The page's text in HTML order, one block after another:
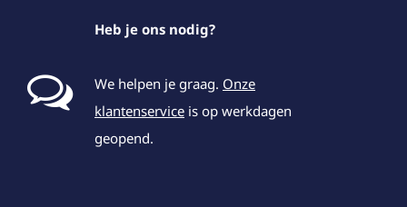
Heb je ons nodig?
We helpen je graag. Onze
klantenservice is op werkdagen
geopend.